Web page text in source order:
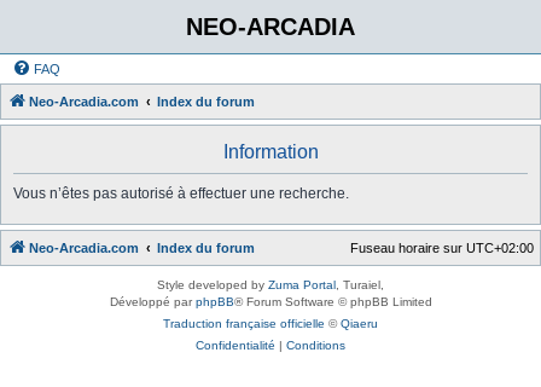
NEO-ARCADIA
FAQ
Neo-Arcadia.com Index du forum
Information
Vous n’êtes pas autorisé à effectuer une recherche.
Neo-Arcadia.com Index du forum Fuseau horaire sur UTC+02:00
Style developed by Zuma Portal , Turaiel,
Développé parphpBB® Forum Software © phpBB Limited
Traduction française officielle ©Qiaeru
Confidentialité | Conditions